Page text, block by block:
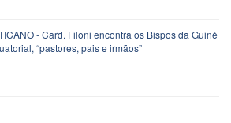
- Card. Filoni encontra os Bispos da Guiné
“pastores, pais e irmãos”